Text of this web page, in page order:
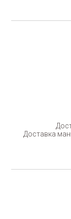
Доставка